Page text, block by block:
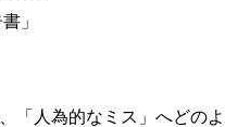
」
人為的なミス」へどの